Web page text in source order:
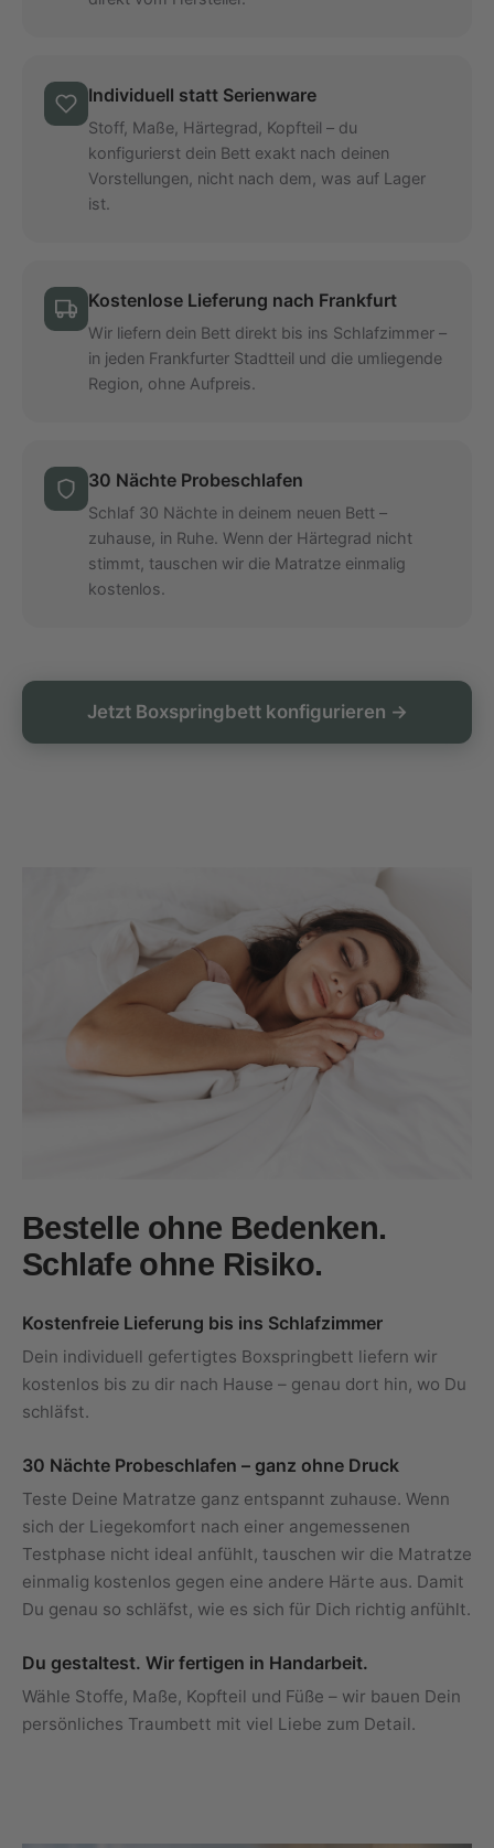
Individuell statt Serienware
Stoff, Maße, Härtegrad, Kopfteil – du
konfigurierst dein Bett exakt nach deinen
Vorstellungen, nicht nach dem, was auf Lager
ist.
Kostenlose Lieferung nach Frankfurt
Wir liefern dein Bett direkt bis ins Schlafzimmer –
in jeden Frankfurter Stadtteil und die umliegende
Region, ohne Aufpreis.
30 Nächte Probeschlafen
Schlaf 30 Nächte in deinem neuen Bett –
zuhause, in Ruhe. Wenn der Härtegrad nicht
stimmt, tauschen wir die Matratze einmalig
kostenlos.
Jetzt Boxspringbett konfigurieren →
Bestelle ohne Bedenken.
Schlafe ohne Risiko.
Kostenfreie Lieferung bis ins Schlafzimmer
Dein individuell gefertigtes Boxspringbett liefern wir
kostenlos bis zu dir nach Hause – genau dort hin, wo Du
schläfst.
30 Nächte Probeschlafen – ganz ohne Druck
Teste Deine Matratze ganz entspannt zuhause. Wenn
sich der Liegekomfort nach einer angemessenen
Testphase nicht ideal anfühlt, tauschen wir die Matratze
einmalig kostenlos gegen eine andere Härte aus. Damit
Du genau so schläfst, wie es sich für Dich richtig anfühlt.
Du gestaltest. Wir fertigen in Handarbeit.
Wähle Stoffe, Maße, Kopfteil und Füße – wir bauen Dein
persönliches Traumbett mit viel Liebe zum Detail.